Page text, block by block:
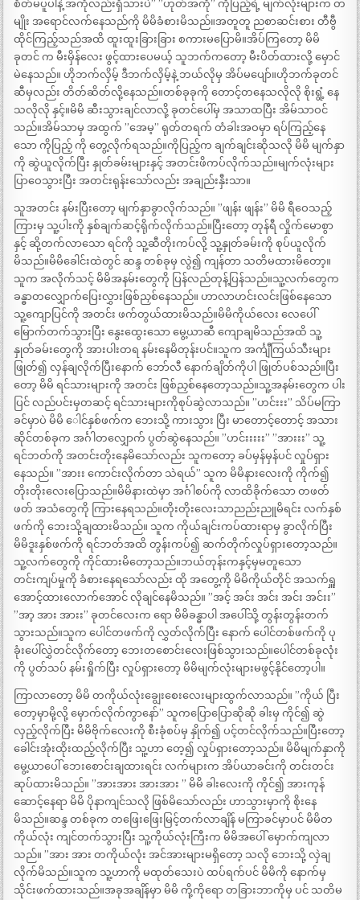
စိတ်မပူပါနဲ့ အကိုလည်းရှိသားပဲ” ”ဟုတ်အကို” ကိုပြည့်ရဲ့ မျက်လုံးများက တ
မျိုး အရောင်လက်နေသည်ကို မိမိခံစားမိသည်။အတူတူ ညစာဆင်းစား တီဗွီ
ထိုင်ကြည့်သည်အထိ ထူးထူးခြားခြား စကားမပြောမိ။အိပ်ကြတော့ မိမိ
ခုတင် က မီးမှိန်လေး ဖွင့်ထားပေမယ့် သူဘက်ကတော့ မီးပိတ်ထားလို့ မှောင်
မဲနေသည်။ ဟိုဘက်လှိမ့် ဒီဘက်လှိမ့်နဲ့ ဘယ်လိုမှ အိပ်မပျော်။ဟိုဘက်ခုတင်
ဆီမှလည်း တိတ်ဆိတ်လို့နေသည်။တစ်ခုခုကို တောင့်တနေသလိုလို စိုးရွံ့ နေ
သလိုလို နှင့်။မိမိ ဆီးသွားချင်လာလို့ ခုတင်ပေါ်မှ အသာထပြီး အိမ်သာဝင်
သည်။အိမ်သာမှ အထွက် ”အေမ့” ရုတ်တရက် တံခါးအဝမှာ ရပ်ကြည့်နေ
သော ကိုပြည့် ကို တွေ့လိုက်ရသည်။ကိုပြည့်က ချက်ချင်းဆိုသလို မိမိ မျက်နှာ
ကို ဆွဲယူလိုက်ပြီး နှုတ်ခမ်းများနှင့် အတင်းဖိကပ်လိုက်သည်။မျက်လုံးများ
ပြာဝေသွားပြီး အတင်းရုန်းသော်လည်း အချည်းနှီးသာ။
သူအတင်း နမ်းပြီးတော့ မျက်နှာခွာလိုက်သည်။ ”ဖျန်း ဖျန်း” မိမိ ရီဝေသည့်
ကြားမှ သူ့ပါးကို နှစ်ချက်ဆင့်ရိုက်လိုက်သည်။ပြီးတော့ တုန်ရီ လှိုက်မောစွာ
နှင့် ဆို့တက်လာသော ရင်ကို သူ့ဆီတိုးကပ်လို့ သူ့နှုတ်ခမ်းကို စုပ်ယူလိုက်
မိသည်။မိမိခေါင်းထဲတွင် ဆန္ဒ တစ်ခုမှ လွဲ၍ ကျန်တာ သတိမထားမိတော့။
သူက အလိုက်သင့် မိမိအနမ်းတွေကို ပြန်လည်တုန့်ပြန်သည်။သူ့လက်တွေက
ခန္ဓာတလျှောက်ပြေးလွှားဖြစ်ညှစ်နေသည်။ ဟာလာဟင်းလင်းဖြစ်နေသော
သူ့ကျောပြင်ကို အတင်း ဖက်တွယ်ထားမိသည်။မိမိကိုယ်လေး လေပေါ်
မြောက်တက်သွားပြီး နွေးထွေးသော မွေ့ယာဆီ ကျောချမိသည်အထိ သူ့
နှုတ်ခမ်းတွေကို အားပါးတရ နမ်းနေမိတုန်းပင်။သူက အင်္ကျီကြယ်သီးများ
ဖြုတ်၍ လှန်ချလိုက်ပြီးနောက် ဘော်လီ နောက်ချိတ်ကိုပါ ဖြုတ်ပစ်သည်။ပြီး
တော့ မိမိ ရင်သားများကို အတင်း ဖြစ်ညှစ်နေတော့သည်။သူ့အနမ်းတွေက ပါး
ပြင် လည်ပင်းမှတဆင့် ရင်သားများကိုစုပ်ဆွဲလာသည်။ ”ဟင်းးး” သိပ်မကြာ
ခင်မှာပဲ မိမိ ေါင်နှစ်ဖက်က ဘေးသို့ ကားသွား ပြီး မာတောင့်တောင့် အသား
ဆိုင်တစ်ခုက အင်္ဂါတလျှောက် ပွတ်ဆွဲနေသည်။ ”ဟင်းးးးး” ”အားးး” သူ့
ရင်ဘတ်ကို အတင်းတိုးနေမိသော်လည်း သူကတော့ ခပ်မှန်မှန်ပင် လှုပ်ရှား
နေသည်။ ”အားး ကောင်းလိုက်တာ သဲရယ်” သူက မိမိနားလေးကို ကိုက်၍
တိုးတိုးလေးပြောသည်။မိမိနားထဲမှာ အင်္ဂါစပ်ကို လာထိခိုက်သော တဖတ်
ဖတ် အသံတွေကို ကြားနေရသည်။တိုးတိုးလေးသာညည်းညူမိရင်း လက်နှစ်
ဖက်ကို ဘေးသို့ချထားမိသည်။ သူက ကိုယ်ချင်းကပ်ထားရာမှ ခွာလိုက်ပြီး
မိမိဒူးနှစ်ဖက်ကို ရင်ဘတ်အထိ တွန်းကပ်၍ ဆက်တိုက်လှုပ်ရှားတော့သည်။
သူ့လက်တွေကို ကိုင်ထားမိတော့သည်။ဘယ်တုန်းကနှင့်မှမတူသော
တင်းကျပ်မှုကို ခံစားနေရသော်လည်း ထို အတွေ့ကို မိမိကိုယ်တိုင် အသက်ရှူ
အောင့်ထားလောက်အောင် လိုချင်နေမိသည်။ ”အင့် အင်း အင်း အင်း အင်းး”
”အာ့ အား အားး” ခုတင်လေးက ရော မိမိခန္ဓာပါ အပေါ်သို့ တွန်းတွန်းတက်
သွားသည်။သူက ပေါင်တဖက်ကို လွှတ်လိုက်ပြီး နောက် ပေါင်တစ်ဖက်ကို ပု
ခုံးပေါ်လွှဲတင်လိုက်တော့ ဘေးတစောင်းလေးဖြစ်သွားသည်။ပေါင်တစ်ခုလုံး
ကို ပွတ်သပ် နမ်းရှိုက်ပြီး လှုပ်ရှားတော့ မိမိမျက်လုံးများမဖွင့်နိုင်တော့ပါ။
ကြာလာတော့ မိမိ တကိုယ်လုံးချွေးစေးလေးများထွက်လာသည်။ ”ကိုယ် ပြီး
တော့မှာမို့လို့ မှောက်လိုက်ကွာနော်” သူကပြောပြောဆိုဆို ခါးမှ ကိုင်၍ ဆွဲ
လှည့်လိုက်ပြီး မိမိဗိုက်လေးကို စီးခုံစပ်မှ နှိုက်၍ ပင့်တင်လိုက်သည်။ပြီးတော့
ခေါင်းအုံးထိုးထည့်လိုက်ပြီး သူ့ဟာ တေ့၍ လှုပ်ရှားတော့သည်။ မိမိမျက်နှာကို
မွေ့ယာပေါ် ဘေးစောင်းချထားရင်း လက်များက အိပ်ယာခင်းကို တင်းတင်း
ဆုပ်ထားမိသည်။ ”အားအား အားအား ” မိမိ ခါးလေးကို ကိုင်၍ အားကုန်
ဆောင့်နေရာ မိမိ ပိုနာကျင်သလို ဖြစ်မိသော်လည်း ဟာသွားမှာကို စိုးနေ
မိသည်။ဆန္ဒ တစ်ခုက တဖြေးဖြေးမြင့်တက်လာချိန် မကြာခင်မှာပင် မိမိတ
ကိုယ်လုံး ကျင်တက်သွားပြီး သူ့ကိုယ်လုံးကြီးက မိမိအပေါ် မှောက်ကျလာ
သည်။ ”အား အား တကိုယ်လုံး အင်အားများမရှိတော့ သလို ဘေးသို့ လှဲချ
လိုက်မိသည်။သူက သူ့ဟာကို မထုတ်သေးပဲ ထပ်ရက်ပင် မိမိကို နောက်မှ
သိုင်းဖက်ထားသည်။အခုအချိန်မှာ မိမိ ကို့ကိုရော တခြားဘာကိုမှ ပင် သတိမ